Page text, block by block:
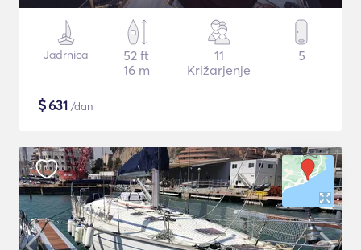
Jadrnica
52 ft
16 m
11
Križarjenje
5
$631 /dan